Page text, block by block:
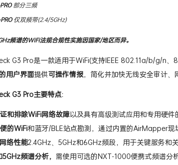
部分三频
仅双频带(2.4/5GHz)
频谱的WiFi法规合规性实施因国家/地区而异。
G3 Pro是一款适用于WiFi(支持IEEE 802.11a/b/g/n
用户界面提供可操作情报，简化并加快无线安全审计、
G3 Pro主要特点:
和排除WiFi网络故障以及具有高级测试应用和专用硬件
的WiFi和蓝牙/BLE站点勘测，通过内置的AirMapper现
络性能2.4GHz、5GHz和6GHz频段，用于关键服务和关
频谱分析， 需使用可选的NXT-1000便携式频谱分析